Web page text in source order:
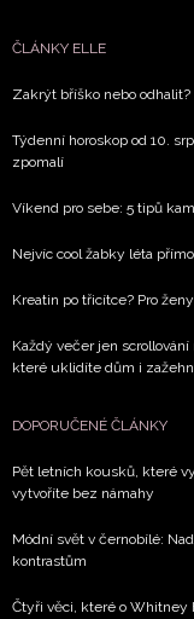
ČLÁNKY ELLE
Zakrýt bříško nebo
Týdenní horoskop od 10.
zpomalí
Víkend pro sebe: 5 tipů
Nejvíc cool žabky léta
Kreatin po třicítce? Pro
Každý večer jen
které uklidíte dům i
DOPORUČENÉ ČLÁNKY
Pět letních kousků, které
vytvoříte bez námahy
Módní svět v černobílé:
kontrastům
Čtyři věci, které o Whitney